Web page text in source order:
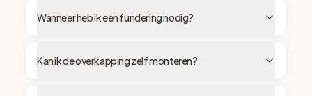
Wanneer heb ik een fundering nodig?
Kan ik de overkapping zelf monteren?